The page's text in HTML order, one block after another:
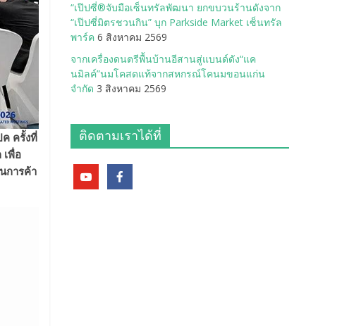
ค ครั้งที่
เพื่อ
การค้า
“เป๊ปซี่®จับมือเซ็นทรัลพัฒนา ยกขบวนร้านดังจาก
“เป๊ปซี่มิตรชวนกิน” บุก Parkside Market เซ็นทรัล
พาร์ค 6 สิงหาคม 2569
จากเครื่องดนตรีพื้นบ้านอีสานสู่แบนด์ดัง“แค
นมิลค์”นมโคสดแท้จากสหกรณ์โคนมขอนแก่น
จำกัด 3 สิงหาคม 2569
ติดตามเราได้ที่